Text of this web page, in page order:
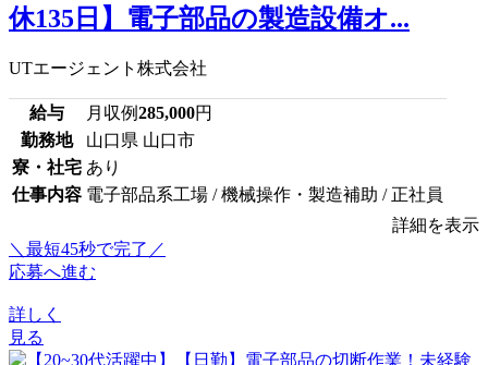
休135日】電子部品の製造設備オ...
UTエージェント株式会社
給与 月収例285,000円
勤務地
山口県 山口市
寮・社宅 あり
仕事内容 電子部品系工場 / 機械操作・製造補助 / 正社員
詳細を表示
＼最短45秒で完了／
応募へ進む
詳しく
見る